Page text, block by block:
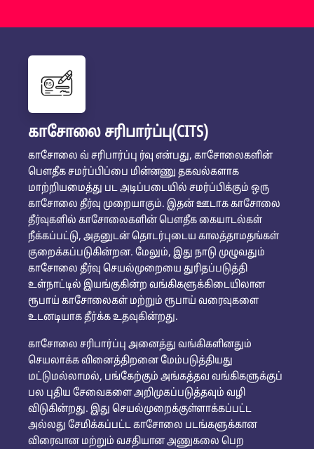
காசோலை சரிபார்ப்பு(CITS)
காசோலை வ் சரிபார்ப்பு ர்வு என்பது, காசோலைகளின்
பௌதீக சமர்ப்பிப்பை மின்னணு தகவல்களாக
மாற்றியமைத்து பட அடிப்படையில் சமர்ப்பிக்கும் ஒரு
காசோலை தீர்வு முறையாகும். இதன் ஊடாக காசோலை
தீர்வுகளில் காசோலைகளின் பௌதீக கையாடல்கள்
நீக்கப்பட்டு, அதனுடன் தொடர்புடைய காலத்தாமதங்கள்
குறைக்கப்படுகின்றன. மேலும், இது நாடு முழுவதும்
காசோலை தீர்வு செயல்முறையை துரிதப்படுத்தி
உள்நாட்டில் இயங்குகின்ற வங்கிகளுக்கிடையிலான
ரூபாய் காசோலைகள் மற்றும் ரூபாய் வரைவுகளை
உடனடியாக தீர்க்க உதவுகின்றது.
காசோலை சரிபார்ப்பு அனைத்து வங்கிகளினதும்
செயலாக்க வினைத்திறனை மேம்படுத்தியது
மட்டுமல்லாமல், பங்கேற்கும் அங்கத்தவ வங்கிகளுக்குப்
பல புதிய சேவைகளை அறிமுகப்படுத்தவும் வழி
விடுகின்றது. இது செயல்முறைக்குள்ளாக்கப்பட்ட
அல்லது சேமிக்கப்பட்ட காசோலை படங்களுக்கான
விரைவான மற்றும் வசதியான அணுகலை பெற